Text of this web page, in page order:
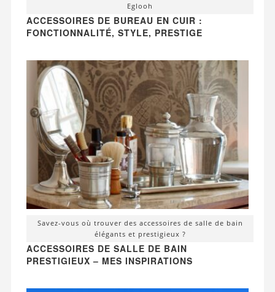
Eglooh
ACCESSOIRES DE BUREAU EN CUIR :
FONCTIONNALITÉ, STYLE, PRESTIGE
Savez-vous où trouver des accessoires de salle de bain
élégants et prestigieux ?
ACCESSOIRES DE SALLE DE BAIN
PRESTIGIEUX – MES INSPIRATIONS